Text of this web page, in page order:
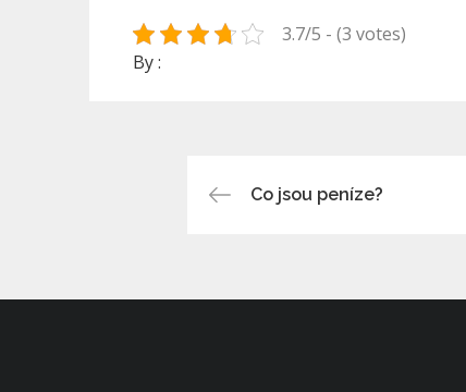
3.7/5 - (3 votes)
By :
Navigace
Co jsou peníze?